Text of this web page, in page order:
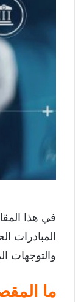
في هذا
المبادرات
والتوجهات
ما